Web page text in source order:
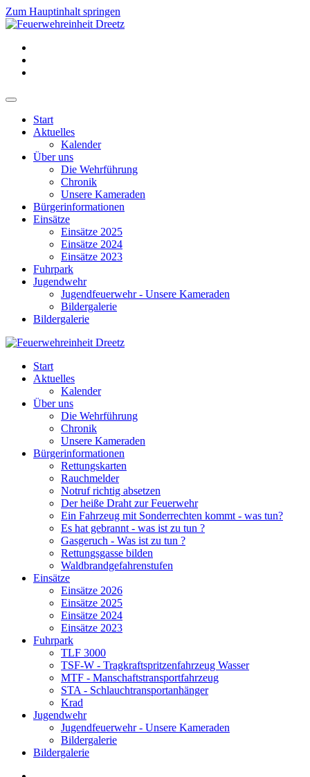
Zum Hauptinhalt springen
Start
Aktuelles
Kalender
Über uns
Die Wehrführung
Chronik
Unsere Kameraden
Bürgerinformationen
Einsätze
Einsätze 2025
Einsätze 2024
Einsätze 2023
Fuhrpark
Jugendwehr
Jugendfeuerwehr - Unsere Kameraden
Bildergalerie
Bildergalerie
Start
Aktuelles
Kalender
Über uns
Die Wehrführung
Chronik
Unsere Kameraden
Bürgerinformationen
Rettungskarten
Rauchmelder
Notruf richtig absetzen
Der heiße Draht zur Feuerwehr
Ein Fahrzeug mit Sonderrechten kommt - was tun?
Es hat gebrannt - was ist zu tun ?
Gasgeruch - Was ist zu tun ?
Rettungsgasse bilden
Waldbrandgefahrenstufen
Einsätze
Einsätze 2026
Einsätze 2025
Einsätze 2024
Einsätze 2023
Fuhrpark
TLF 3000
TSF-W - Tragkraftspritzenfahrzeug Wasser
MTF - Manschaftstransportfahrzeug
STA - Schlauchtransportanhänger
Krad
Jugendwehr
Jugendfeuerwehr - Unsere Kameraden
Bildergalerie
Bildergalerie